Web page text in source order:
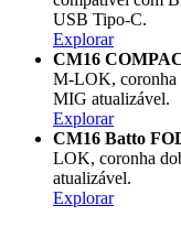
USB Tipo-C.
Explorar
CM16
M-LOK, coronha
MIG atualizável.
Explorar
CM16 Batto
LOK, coronha
atualizável.
Explorar